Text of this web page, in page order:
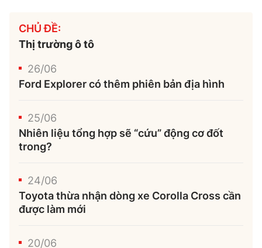
CHỦ ĐỀ:
Thị trường ô tô
26/06
Ford Explorer có thêm phiên bản địa hình
25/06
Nhiên liệu tổng hợp sẽ “cứu” động cơ đốt
trong?
24/06
Toyota thừa nhận dòng xe Corolla Cross cần
được làm mới
20/06